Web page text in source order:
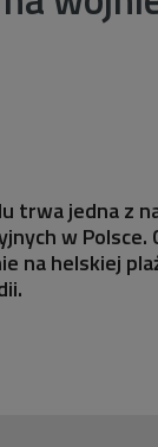
trwa jedna z
w Polsce.
na helskiej